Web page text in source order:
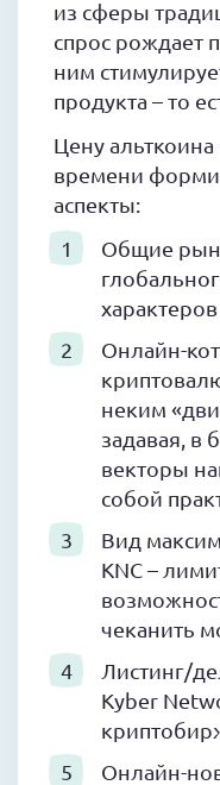
из сферы
спрос рождает
ним
продукта – то
Цену
времени
аспекты:
Общие
характеров
Онлайн-
неким
задавая, в
векторы
собой
Вид
KNC –
чеканить
Листинг/
Kyber
Онлайн-